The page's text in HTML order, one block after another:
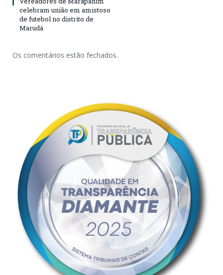
celebram união em amistoso
de futebol no distrito de
Marudá
Os comentários estão fechados.